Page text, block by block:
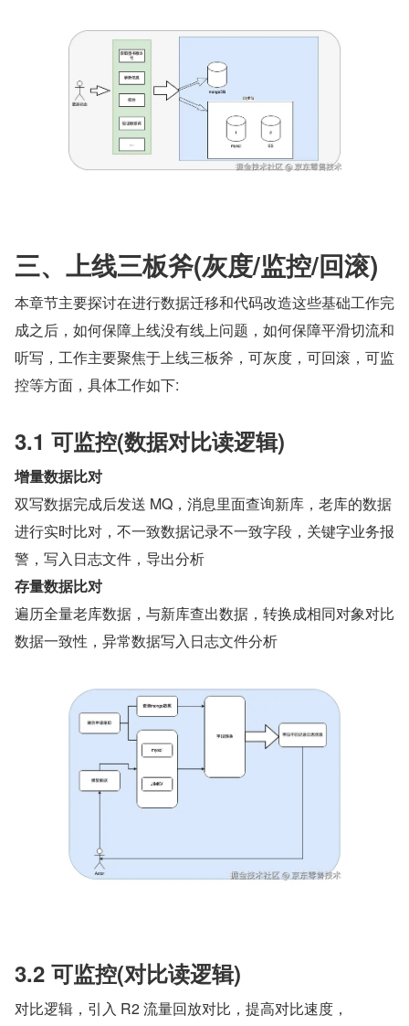
三、上线三板斧(灰度/监控/回滚)
本章节主要探讨在进行数据迁移和代码改造这些基础工作完
成之后，如何保障上线没有线上问题，如何保障平滑切流和
听写，工作主要聚焦于上线三板斧，可灰度，可回滚，可监
控等方面，具体工作如下:
3.1 可监控(数据对比读逻辑)
增量数据比对
双写数据完成后发送 MQ，消息里面查询新库，老库的数据
进行实时比对，不一致数据记录不一致字段，关键字业务报
警，写入日志文件，导出分析
存量数据比对
遍历全量老库数据，与新库查出数据，转换成相同对象对比
数据一致性，异常数据写入日志文件分析
3.2 可监控(对比读逻辑)
对比逻辑，引入 R2 流量回放对比，提高对比速度，